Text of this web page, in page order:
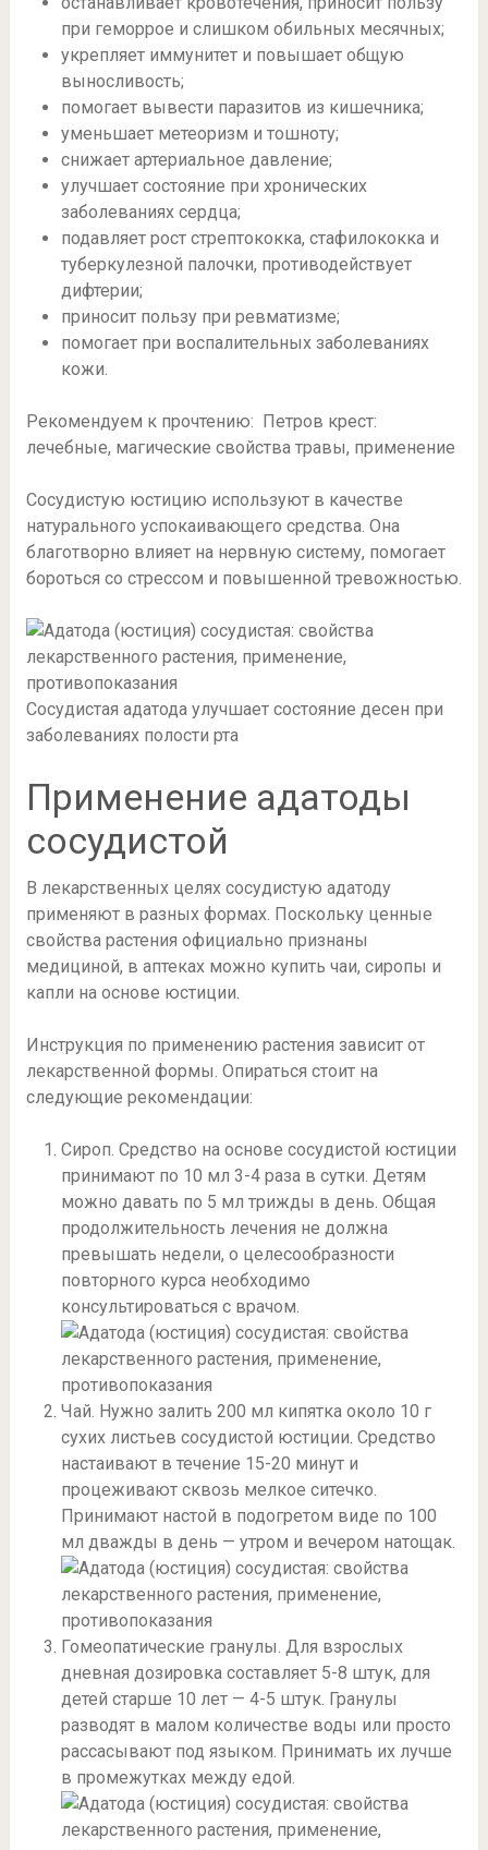
при геморрое и слишком обильных месячных;
укрепляет иммунитет и повышает общую
выносливость;
помогает вывести паразитов из кишечника;
уменьшает метеоризм и тошноту;
снижает артериальное давление;
улучшает состояние при хронических
заболеваниях сердца;
подавляет рост стрептококка, стафилококка и
туберкулезной палочки, противодействует
дифтерии;
приносит пользу при ревматизме;
помогает при воспалительных заболеваниях
кожи.
Рекомендуем к прочтению: Петров крест:
лечебные, магические свойства травы, применение
Сосудистую юстицию используют в качестве
натурального успокаивающего средства. Она
благотворно влияет на нервную систему, помогает
бороться со стрессом и повышенной тревожностью.
Сосудистая адатода улучшает состояние десен при
заболеваниях полости рта
Применение адатоды
сосудистой
В лекарственных целях сосудистую адатоду
применяют в разных формах. Поскольку ценные
свойства растения официально признаны
медициной, в аптеках можно купить чаи, сиропы и
капли на основе юстиции.
Инструкция по применению растения зависит от
лекарственной формы. Опираться стоит на
следующие рекомендации:
Сироп. Средство на основе сосудистой юстиции
принимают по 10 мл 3-4 раза в сутки. Детям
можно давать по 5 мл трижды в день. Общая
продолжительность лечения не должна
превышать недели, о целесообразности
повторного курса необходимо
консультироваться с врачом.
Чай. Нужно залить 200 мл кипятка около 10 г
сухих листьев сосудистой юстиции. Средство
настаивают в течение 15-20 минут и
процеживают сквозь мелкое ситечко.
Принимают настой в подогретом виде по 100
мл дважды в день — утром и вечером натощак.
Гомеопатические гранулы. Для взрослых
дневная дозировка составляет 5-8 штук, для
детей старше 10 лет — 4-5 штук. Гранулы
разводят в малом количестве воды или просто
рассасывают под языком. Принимать их лучше
в промежутках между едой.